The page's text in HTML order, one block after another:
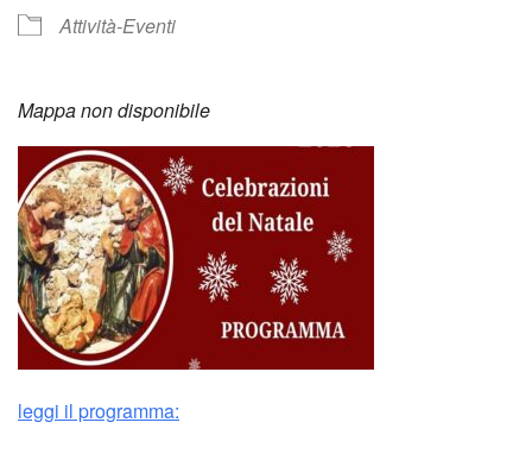
Attività-Eventi
Mappa non disponibile
leggi il programma: